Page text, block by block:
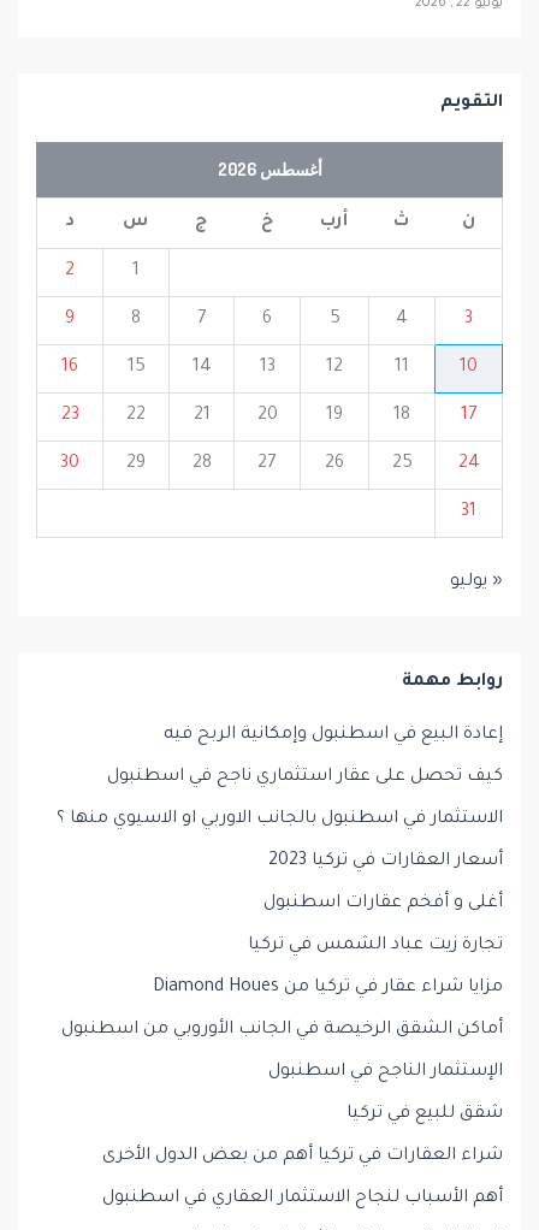
يوليو 22 , 2026
التقويم
أغسطس 2026
ن ث أرب خ ج س د
1
2
3
4
5
6
7
8
9
10
11
12
13
14
15
16
17
18
19
20
21
22
23
24
25
26
27
28
29
30
31
« يوليو
روابط مهمة
إعادة البيع في اسطنبول وإمكانية الربح فيه
كيف تحصل على عقار استثماري ناجح في اسطنبول
الاستثمار في اسطنبول بالجانب الاوربي او الاسيوي منها ؟
أسعار العقارات في تركيا 2023
أغلى و أفخم عقارات اسطنبول
تجارة زيت عباد الشمس في تركيا
مزايا شراء عقار في تركيا من Diamond Houes
أماكن الشقق الرخيصة في الجانب الأوروبي من اسطنبول
الإستثمار الناجح في اسطنبول
شقق للبيع في تركيا
شراء العقارات في تركيا أهم من بعض الدول الأخرى
أهم الأسباب لنجاح الاستثمار العقاري في اسطنبول